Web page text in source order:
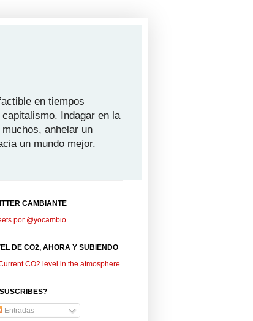
en tiempos
Indagar en la
anhelar un
un mundo mejor.
CAMBIANTE
por @yocambio
DE CO2, AHORA Y SUBIENDO
Entradas